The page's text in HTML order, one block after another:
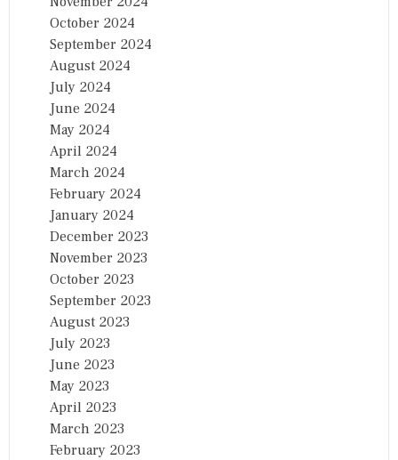
October 2024
September 2024
August 2024
July 2024
June 2024
May 2024
April 2024
March 2024
February 2024
January 2024
December 2023
November 2023
October 2023
September 2023
August 2023
July 2023
June 2023
May 2023
April 2023
March 2023
February 2023